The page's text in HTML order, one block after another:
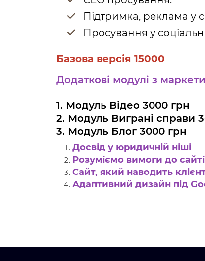
Підтримка, реклама у
Просування у
Базова версія 15000
Додаткові модулі з
1. Модуль Відео 3000 грн
2. Модуль Виграні справи
3. Модуль Блог 3000 грн
Досвід у юридичній ніші
Розуміємо вимоги до
Сайт, який наводить
Адаптивний дизайн під